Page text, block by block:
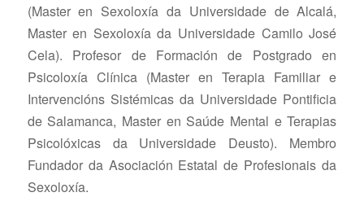
(Master en Sexoloxía da Universidade de Alcalá,
Master en Sexoloxía da Universidade Camilo José
Cela). Profesor de Formación de Postgrado en
Psicoloxía Clínica (Master en Terapia Familiar e
Intervencións Sistémicas da Universidade Pontificia
de Salamanca, Master en Saúde Mental e Terapias
Psicolóxicas da Universidade Deusto). Membro
Fundador da Asociación Estatal de Profesionais da
Sexoloxía.